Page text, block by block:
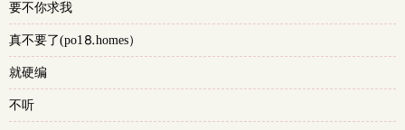
要不你求我
真不要了(po1⒏homes）
就硬编
不听